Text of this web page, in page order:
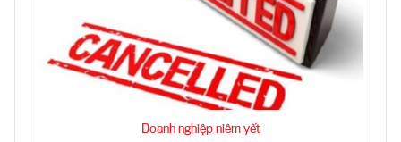
Doanh nghiệp niêm yết